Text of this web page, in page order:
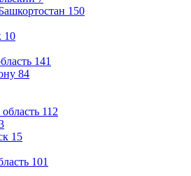
150
10
141
84
112
15
101